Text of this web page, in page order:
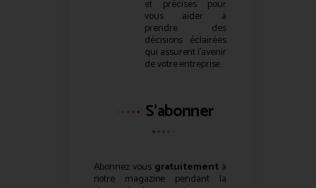
et précises pour
vous aider à
prendre des
décisions éclairées
qui assurent l’avenir
de votre entreprise.
S'abonner
Abonnez vous gratuitementà
notre magazine pendant la